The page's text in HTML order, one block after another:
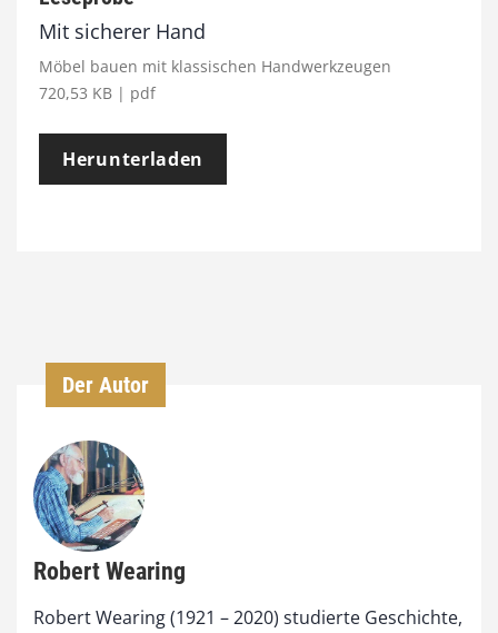
Mit sicherer Hand
Möbel bauen mit klassischen Handwerkzeugen
720,53 KB | pdf
Herunterladen
Der Autor
Robert Wearing
Robert Wearing (1921 – 2020) studierte Geschichte,